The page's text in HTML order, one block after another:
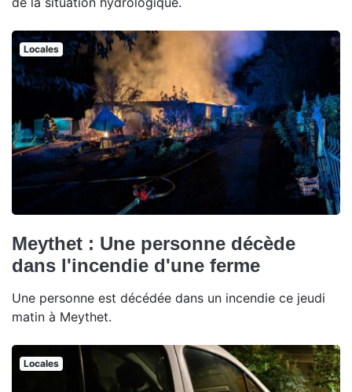
Locales
Meythet : Une personne décède
dans l'incendie d'une ferme
Une personne est décédée dans un incendie ce jeudi
matin à Meythet.
Locales